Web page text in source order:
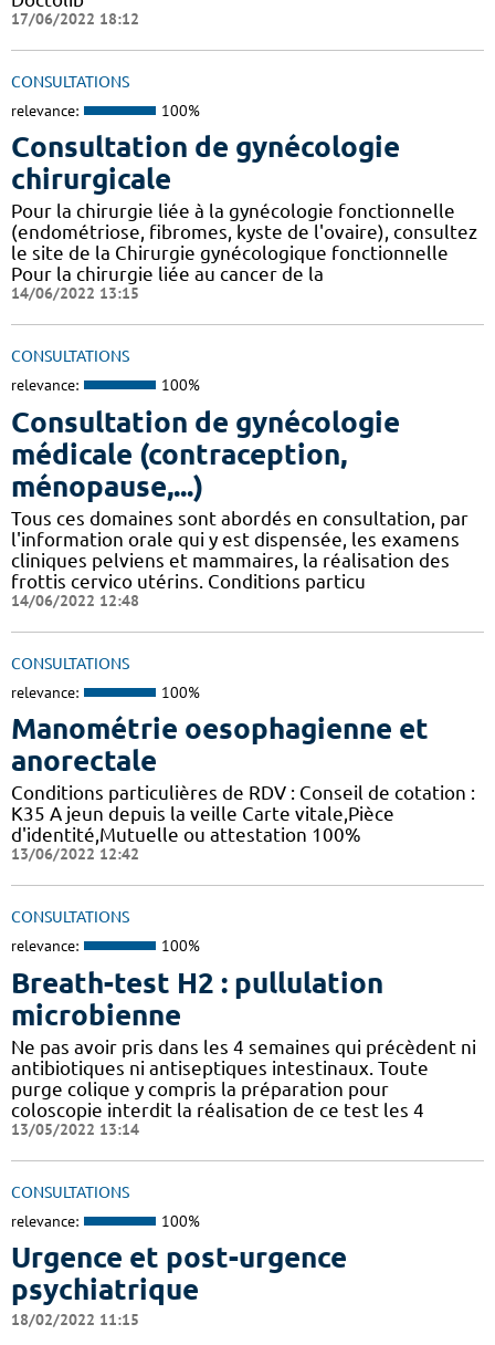
17/06/2022 18:12
CONSULTATIONS
relevance: 100%
Consultation de gynécologie
chirurgicale
Pour la chirurgie liée à la gynécologie fonctionnelle
(endométriose, fibromes, kyste de l'ovaire), consultez
le site de la Chirurgie gynécologique fonctionnelle
Pour la chirurgie liée au cancer de la
14/06/2022 13:15
CONSULTATIONS
relevance: 100%
Consultation de gynécologie
médicale (contraception,
ménopause,...)
Tous ces domaines sont abordés en consultation, par
l'information orale qui y est dispensée, les examens
cliniques pelviens et mammaires, la réalisation des
frottis cervico utérins. Conditions particu
14/06/2022 12:48
CONSULTATIONS
relevance: 100%
Manométrie oesophagienne et
anorectale
Conditions particulières de RDV : Conseil de cotation :
K35 A jeun depuis la veille Carte vitale,Pièce
d'identité,Mutuelle ou attestation 100%
13/06/2022 12:42
CONSULTATIONS
relevance: 100%
Breath-test H2 : pullulation
microbienne
Ne pas avoir pris dans les 4 semaines qui précèdent ni
antibiotiques ni antiseptiques intestinaux. Toute
purge colique y compris la préparation pour
coloscopie interdit la réalisation de ce test les 4
13/05/2022 13:14
CONSULTATIONS
relevance: 100%
Urgence et post-urgence
psychiatrique
18/02/2022 11:15